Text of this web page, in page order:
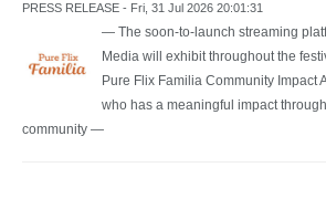
PRESS RELEASE - Fri, 31 Jul 2026 20:01:31
— The soon-to-launch streaming
Media will exhibit throughout the
Pure Flix Familia Community Impact
who has a meaningful impact
community —